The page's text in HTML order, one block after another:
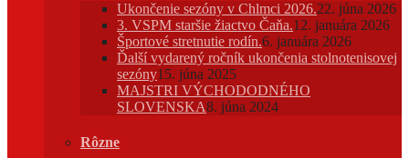
Ukončenie sezóny v Chlmci 2026.22. júna 2026
3. VSPM staršie žiactvo Čaňa.12. januára 2026
Športové stretnutie rodín.6. januára 2026
Ďalší vydarený ročník ukončenia stolnotenisovej
sezóny15. júna 2025
MAJSTRI VÝCHODODNÉHO
SLOVENSKA8. júna 2024
Rôzne